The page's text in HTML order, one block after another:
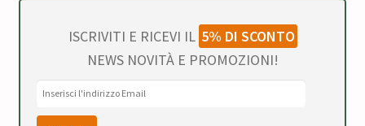
ISCRIVITI E RICEVI IL 5% DI SCONTO
NEWS NOVITÀ E PROMOZIONI!